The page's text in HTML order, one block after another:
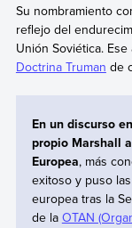
Su nombramiento
reflejo del
Unión Soviética.
Doctrina Truman de
En un discurso
propio Marshall
Europea, más
exitoso y puso
europea tras la
de la OTAN